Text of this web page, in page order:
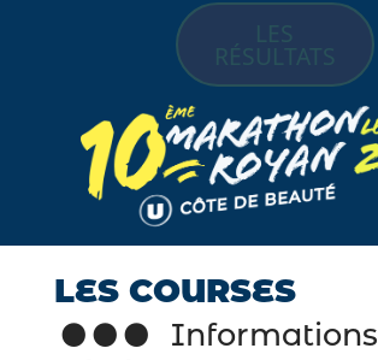
LES
RÉSULTATS
LES COURSES
Informations